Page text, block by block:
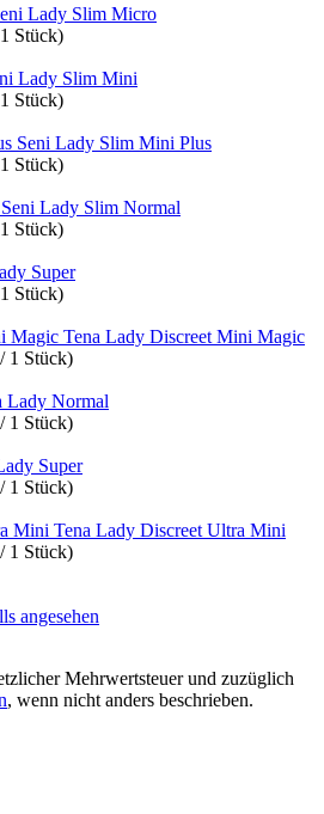
Lady Slim Micro
Stück)
Lady Slim Mini
Stück)
Seni Lady Slim Mini Plus
Stück)
Seni Lady Slim Normal
Stück)
Super
Stück)
Tena Lady Discreet Mini Magic
1 Stück)
Lady Normal
1 Stück)
Super
1 Stück)
Tena Lady Discreet Ultra Mini
1 Stück)
angesehen
Mehrwertsteuer und zuzüglich
, wenn nicht anders beschrieben.